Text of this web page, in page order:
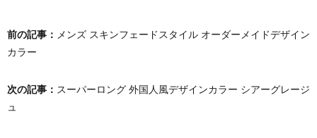
前の記事： メンズ スキンフェードスタイル オーダーメイドデザイン
カラー
次の記事： スーパーロング 外国人風デザインカラー シアーグレージ
ュ